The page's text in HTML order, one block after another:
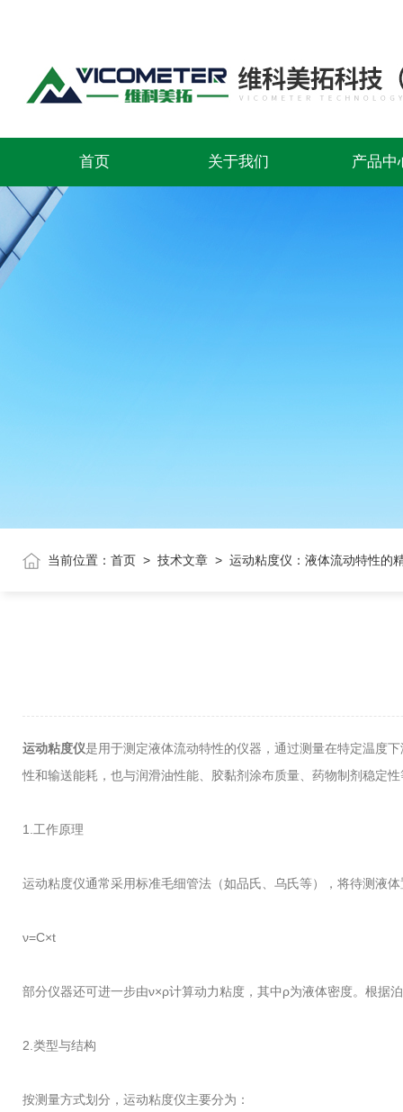
首页 关于我们 产品中
当前位置： 首页 > 技术文章 > 运动粘度仪：液体流动特性的
运动粘度仪是用于测定液体流动特性的仪器，通过测量在特定温度
性和输送能耗，也与润滑油性能、胶黏剂涂布质量、药物制剂稳定
1.工作原理
运动粘度仪通常采用标准毛细管法（如品氏、乌氏等），将待测液
ν=C×t
部分仪器还可进一步由ν×ρ计算动力粘度，其中ρ为液体密度。根据
2.类型与结构
按测量方式划分，运动粘度仪主要分为：